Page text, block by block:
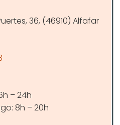
36, (46910) Alfafar
– 24h
8h – 20h